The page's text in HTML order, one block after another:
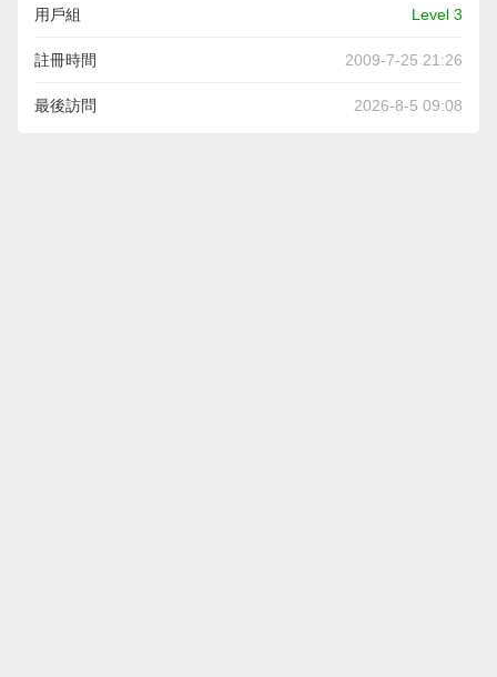
用戶組 Level 3
註冊時間 2009-7-25 21:26
最後訪問 2026-8-5 09:08